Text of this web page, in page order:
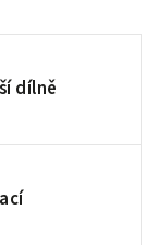
dílně